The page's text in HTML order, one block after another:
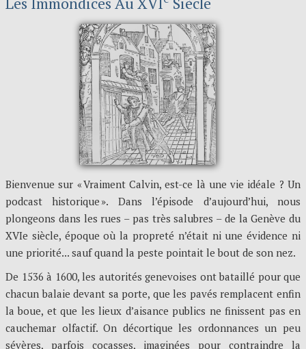
Bienvenue sur « Vraiment Calvin, est-ce là une vie idéale ? Un
podcast historique ». Dans l’épisode d’aujourd’hui, nous
plongeons dans les rues – pas très salubres – de la Genève du
XVIe siècle, époque où la propreté n’était ni une évidence ni
une priorité... sauf quand la peste pointait le bout de son nez.
De 1536 à 1600, les autorités genevoises ont bataillé pour que
chacun balaie devant sa porte, que les pavés remplacent enfin
la boue, et que les lieux d’aisance publics ne finissent pas en
cauchemar olfactif. On décortique les ordonnances un peu
sévères, parfois cocasses, imaginées pour contraindre la